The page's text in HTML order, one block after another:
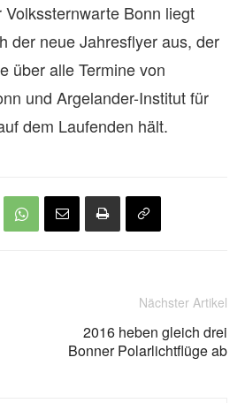
Bonn liegt
der neue Jahresflyer aus, der
über alle Termine von
und Argelander-Institut für
dem Laufenden hält.
Nächster Artikel
2016 heben gleich drei
Bonner Polarlichtflüge ab